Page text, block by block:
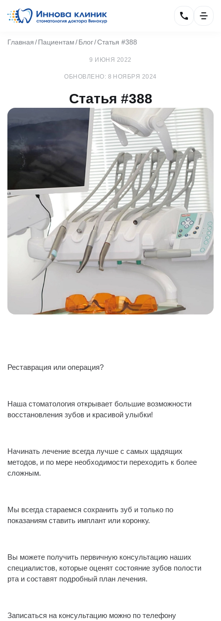
Главная Пациентам Блог Статья #388
9 ИЮНЯ 2022
ОБНОВЛЕНО: 8 НОЯБРЯ 2024
Статья #388
Реставрация или операция?
Наша стоматология открывает большие возможности
восстановления зубов и красивой улыбки!
Начинать лечение всегда лучше с самых щадящих
методов, и по мере необходимости переходить к более
сложным.
Мы всегда стараемся сохранить зуб и только по
показаниям ставить имплант или коронку.
Вы можете получить первичную консультацию наших
специалистов, которые оценят состояние зубов полости
рта и составят подробный план лечения.
Записаться на консультацию можно по телефону